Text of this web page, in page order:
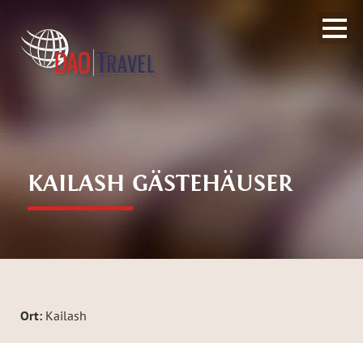
KAILASH GÄSTEHÄUSER
Ort: Kailash